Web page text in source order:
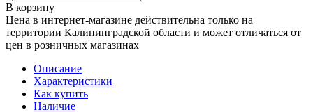
В корзину
Цена в интернет-магазине действительна только на
территории Калининградской области и может отличаться от
цен в розничных магазинах
Описание
Характеристики
Как купить
Наличие